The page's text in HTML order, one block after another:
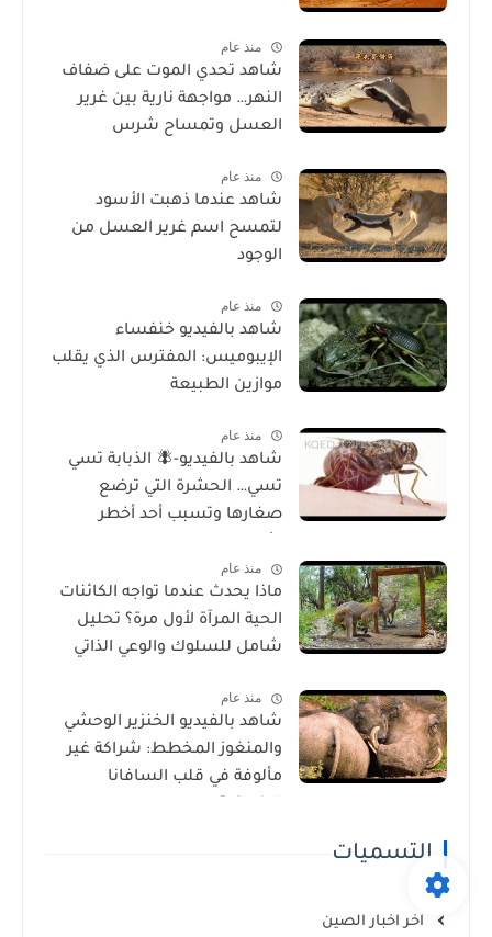
منذ عام
شاهد تحدي الموت على ضفاف
النهر… مواجهة نارية بين غرير
العسل وتمساح شرس
منذ عام
شاهد عندما ذهبت الأسود
لتمسح اسم غرير العسل من
الوجود
منذ عام
شاهد بالفيديو خنفساء
الإيبوميس: المفترس الذي يقلب
موازين الطبيعة
منذ عام
شاهد بالفيديو-🪰 الذبابة تسي
تسي… الحشرة التي ترضع
صغارها وتسبب أحد أخطر
منذ عام
ماذا يحدث عندما تواجه الكائنات
الحية المرآة لأول مرة؟ تحليل
شامل للسلوك والوعي الذاتي
منذ عام
شاهد بالفيديو الخنزير الوحشي
والمنغوز المخطط: شراكة غير
مألوفة في قلب السافانا
التسميات
اخر اخبار الصين